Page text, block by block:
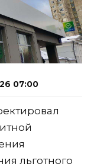
07:00
льготного